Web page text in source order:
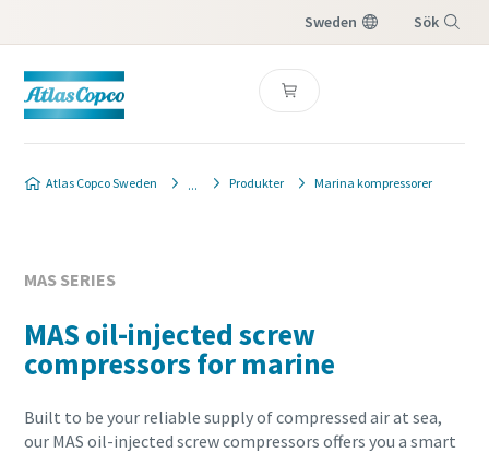
Sweden Sök
Atlas Copco Sweden Produkter Marina kompressorer
MAS SERIES
MAS oil-injected screw
compressors for marine
Built to be your reliable supply of compressed air at sea,
our MAS oil-injected screw compressors offers you a smart